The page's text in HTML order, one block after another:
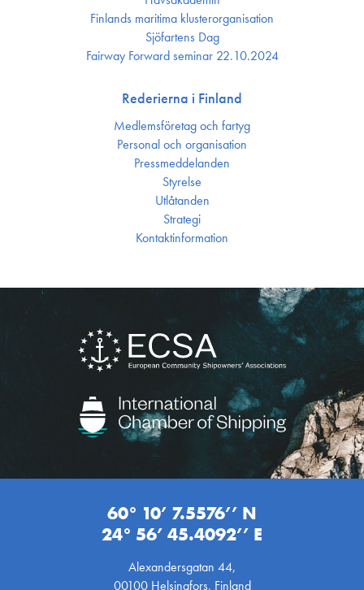
Finlands maritima kluster­organisation
Sjöfartens Dag
Fairway Forward seminar 22.10.2024
Rederierna i Finland
Medlemsföretag och fartyg
Personal och organisation
Press­meddelanden
Styrelse
Utlåtanden
Strategi
Kontakt­information
60° 10’ 7.5576’’ N
24° 56’ 45.4092’’ E
Alexandersgatan 44,
00100 Helsingfors, Finland